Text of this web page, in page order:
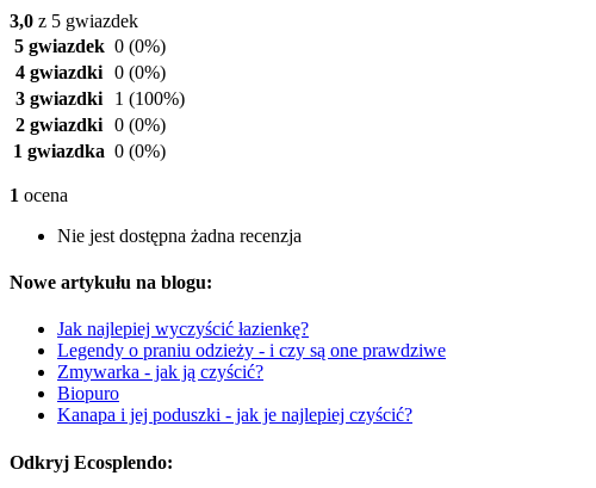
3,0 z 5 gwiazdek
5 gwiazdek 0 (0%)
4 gwiazdki 0 (0%)
3 gwiazdki
1 (100%)
2 gwiazdki 0 (0%)
1 gwiazdka 0 (0%)
1 ocena
Nie jest dostępna żadna recenzja
Nowe artykułu na blogu:
Jak najlepiej wyczyścić łazienkę?
Legendy o praniu odzieży - i czy są one prawdziwe
Zmywarka - jak ją czyścić?
Biopuro
Kanapa i jej poduszki - jak je najlepiej czyścić?
Odkryj Ecosplendo: